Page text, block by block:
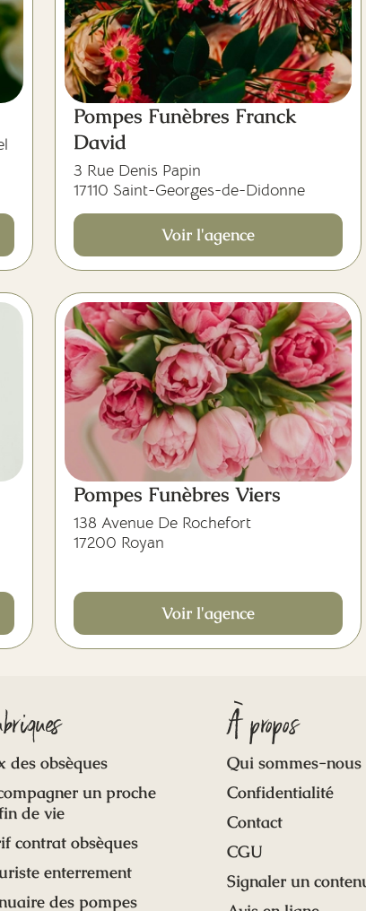
Pompes Funèbres Franck
David
3 Rue Denis Papin
17110 Saint-Georges-de-Didonne
Voir l'agence
Pompes Funèbres Viers
138 Avenue De Rochefort
17200 Royan
Voir l'agence
des obsèques
un proche
de vie
contrat obsèques
enterrement
des pompes
À propos
Qui sommes-nous
Confidentialité
Contact
CGU
Signaler un